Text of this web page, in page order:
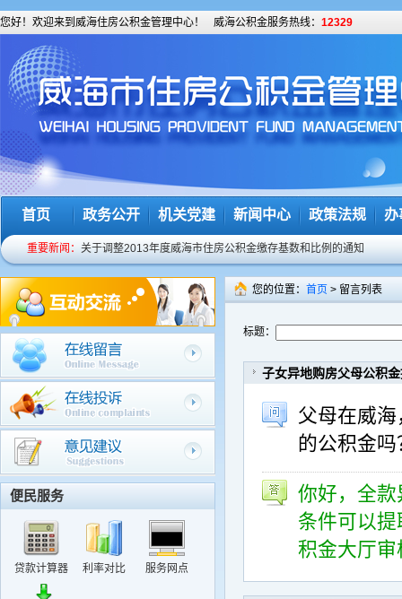
您好！欢迎来到威海住房公积金管理中心！ 威海公积金服务热线： 12329
首页 政务公开 机关党建 新闻中心 政策法规 办
重要新闻： 关于调整2013年度威海市住房公积金缴存基数和比例的通知
关于发放个人住房公积金账户初始密码和完善个人住房公积金基础
我市住房公积金服务热线正式变更为12329
预告登记后要及时办理房屋产权证
关于修改个人密码的温馨提示
关于谨防诈骗电话的提示
关于修改个人密码的提示
关于密码发放和完善个人基础信息工作相关问题的解释
关于调整部分住房公积金贷款政策的通知
关于修改个人密码的提示
便民服务
贷款计算器 利率对比 服务网点
您的位置： 首页 > 留言列表
标题：
子女异地购房父母公积
父母在威
的公积金吗
你好，全
条件可以
积金大厅